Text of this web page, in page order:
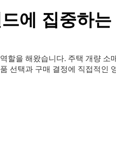
에 집중하는
할을 해왔습니다. 주택 개량 소
선택과 구매 결정에 직접적인